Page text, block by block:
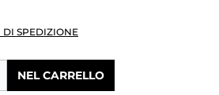
DI SPEDIZIONE
inserisci la
NEL CARRELLO